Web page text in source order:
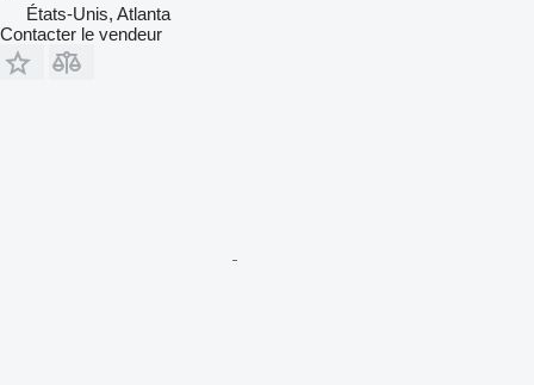
États-Unis, Atlanta
Contacter le vendeur